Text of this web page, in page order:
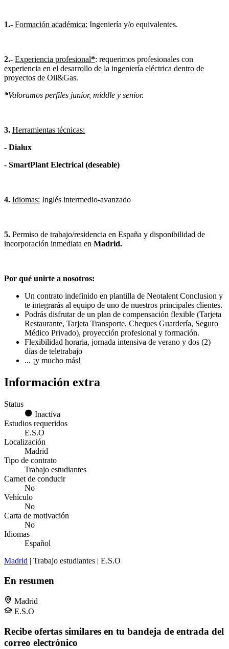
1.- Formación académica: Ingeniería y/o equivalentes.
2.- Experiencia profesional*: requerimos profesionales con
experiencia en el desarrollo de la ingeniería eléctrica dentro de
proyectos de Oil&Gas.
*Valoramos perfiles junior, middle y senior.
3. Herramientas técnicas:
- Dialux
- SmartPlant Electrical (deseable)
4. Idiomas: Inglés intermedio-avanzado
5. Permiso de trabajo/residencia en España y disponibilidad de
incorporación inmediata en Madrid.
Por qué unirte a nosotros:
Un contrato indefinido en plantilla de Neotalent Conclusion y
te integrarás al equipo de uno de nuestros principales clientes.
Podrás disfrutar de un plan de compensación flexible (Tarjeta
Restaurante, Tarjeta Transporte, Cheques Guardería, Seguro
Médico Privado), proyección profesional y formación.
Flexibilidad horaria, jornada intensiva de verano y dos (2)
días de teletrabajo
... ¡y mucho más!
Información extra
Status
Inactiva
Estudios requeridos
E.S.O
Localización
Madrid
Tipo de contrato
Trabajo estudiantes
Carnet de conducir
No
Vehículo
No
Carta de motivación
No
Idiomas
Español
Madrid | Trabajo estudiantes | E.S.O
En resumen
Madrid
E.S.O
Recibe ofertas similares en tu bandeja de entrada del
correo electrónico